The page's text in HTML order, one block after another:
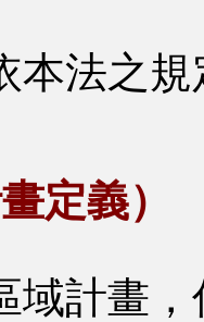
本法之
定義）
域計畫